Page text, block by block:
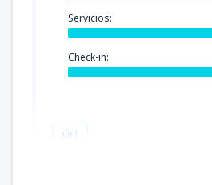
Servicios:
Check-in:
Útil